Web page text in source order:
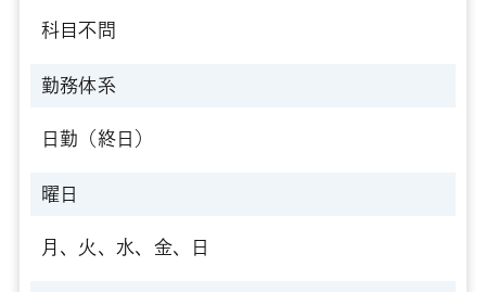
科目不問
勤務体系
日勤（終日）
曜日
月、火、水、金、日